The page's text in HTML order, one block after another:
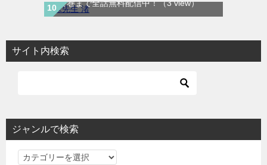
最終巻まで全話無料配信中！（3 view）
サイト内検索
ジャンルで検索
ジ